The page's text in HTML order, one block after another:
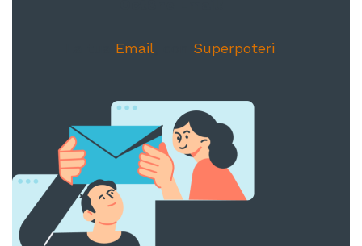
Email Superpoteri